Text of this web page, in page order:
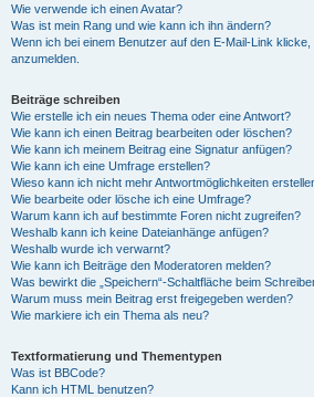
Wie verwende ich einen Avatar?
Was ist mein Rang und wie kann ich ihn ändern?
Wenn ich bei einem Benutzer auf den E-Mail-Link
anzumelden.
Beiträge schreiben
Wie erstelle ich ein neues Thema oder eine Antwort?
Wie kann ich einen Beitrag bearbeiten oder löschen?
Wie kann ich meinem Beitrag eine Signatur anfügen?
Wie kann ich eine Umfrage erstellen?
Wieso kann ich nicht mehr Antwortmöglichkeiten
Wie bearbeite oder lösche ich eine Umfrage?
Warum kann ich auf bestimmte Foren nicht zugreifen?
Weshalb kann ich keine Dateianhänge anfügen?
Weshalb wurde ich verwarnt?
Wie kann ich Beiträge den Moderatoren melden?
Was bewirkt die „Speichern“-Schaltfläche beim
Warum muss mein Beitrag erst freigegeben werden?
Wie markiere ich ein Thema als neu?
Textformatierung und Thementypen
Was ist BBCode?
Kann ich HTML benutzen?